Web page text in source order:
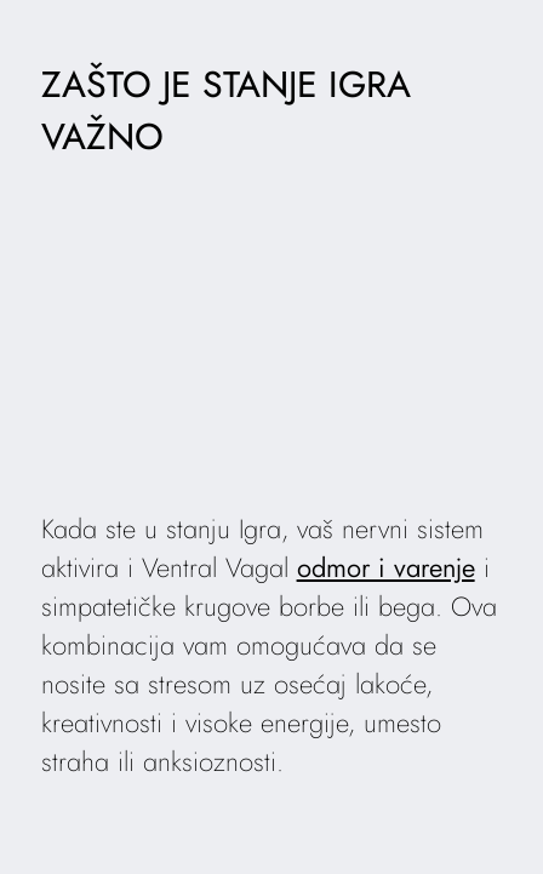
ZAŠTO JE STANJE IGRA
VAŽNO
Kada ste u stanju Igra, vaš nervni sistem
aktivira i Ventral Vagal odmor i varenjei
simpatetičke krugove borbe ili bega. Ova
kombinacija vam omogućava da se
nosite sa stresom uz osećaj lakoće,
kreativnosti i visoke energije, umesto
straha ili anksioznosti.